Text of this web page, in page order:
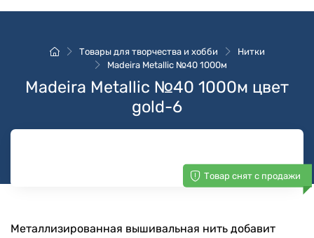
Товары для творчества и хобби
Нитки
Madeira Metallic №40 1000м
Madeira Metallic №40 1000м цвет
gold-6
Товар снят с продажи
Металлизированная вышивальная нить добавит